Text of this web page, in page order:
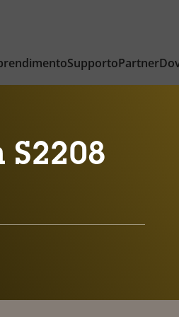
SupportoPartner